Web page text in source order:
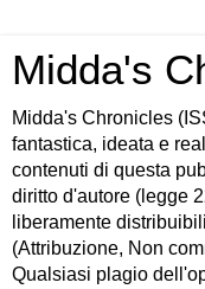
Midda's
Midda's Chronicles
fantastica, ideata e
contenuti di questa
diritto d'autore (legge
liberamente
(Attribuzione, Non
Qualsiasi plagio